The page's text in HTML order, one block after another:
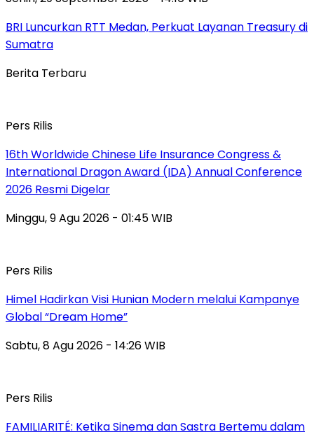
BRI Luncurkan RTT Medan, Perkuat Layanan Treasury di
Sumatra
Berita Terbaru
Pers Rilis
16th Worldwide Chinese Life Insurance Congress &
International Dragon Award (IDA) Annual Conference
2026 Resmi Digelar
Minggu, 9 Agu 2026 - 01:45 WIB
Pers Rilis
Himel Hadirkan Visi Hunian Modern melalui Kampanye
Global “Dream Home”
Sabtu, 8 Agu 2026 - 14:26 WIB
Pers Rilis
FAMILIARITÉ: Ketika Sinema dan Sastra Bertemu dalam